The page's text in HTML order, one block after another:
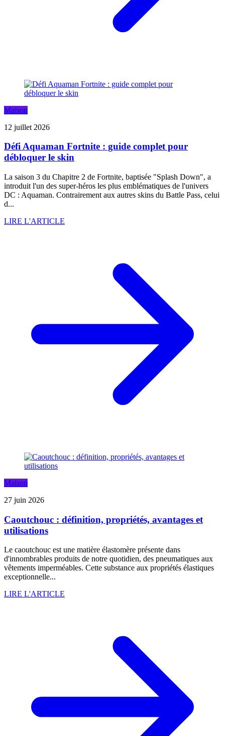
Maison
12 juillet 2026
Défi Aquaman Fortnite : guide complet pour
débloquer le skin
La saison 3 du Chapitre 2 de Fortnite, baptisée "Splash Down", a
introduit l'un des super-héros les plus emblématiques de l'univers
DC : Aquaman. Contrairement aux autres skins du Battle Pass, celui
d...
LIRE L'ARTICLE
Maison
27 juin 2026
Caoutchouc : définition, propriétés, avantages et
utilisations
Le caoutchouc est une matière élastomère présente dans
d'innombrables produits de notre quotidien, des pneumatiques aux
vêtements imperméables. Cette substance aux propriétés élastiques
exceptionnelle...
LIRE L'ARTICLE